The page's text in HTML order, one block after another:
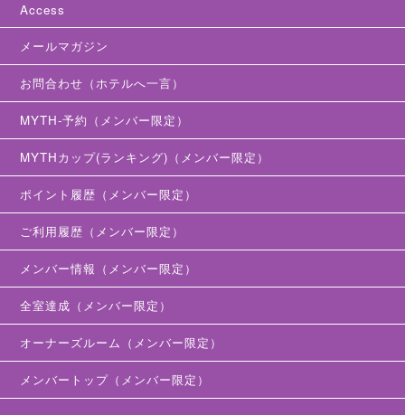
Access
メールマガジン
お問合わせ（ホテルへ一言）
MYTH-予約（メンバー限定）
MYTHカップ(ランキング)（メンバー限定）
ポイント履歴（メンバー限定）
ご利用履歴（メンバー限定）
メンバー情報（メンバー限定）
全室達成（メンバー限定）
オーナーズルーム（メンバー限定）
メンバートップ（メンバー限定）